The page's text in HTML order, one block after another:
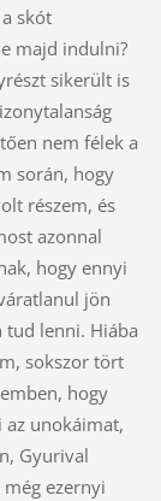
skót
majd indulni?
sikerült is
nem félek a
során, hogy
részem, és
azonnal
hogy ennyi
jön
tud lenni. Hiába
sokszor tört
hogy
unokáimat,
Gyurival
ezernyi